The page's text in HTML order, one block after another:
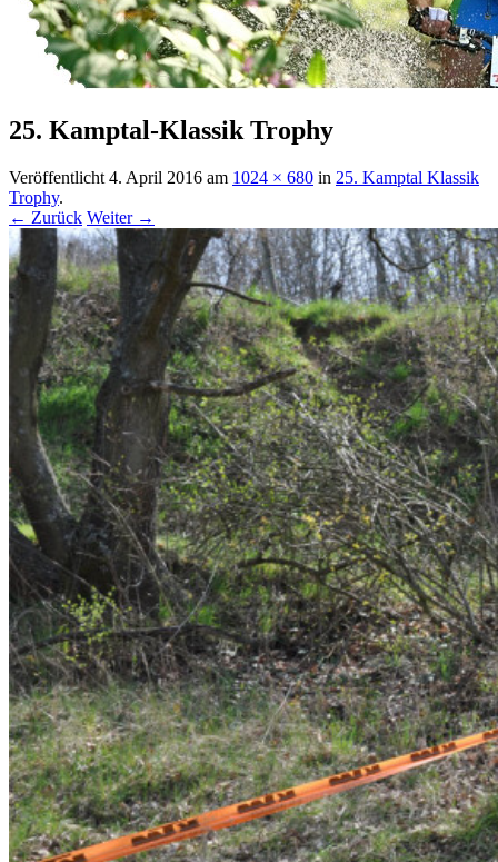
25. Kamptal-Klassik Trophy
Veröffentlicht 4. April 2016 am 1024 × 680 in 25. Kamptal Klassik
Trophy.
← Zurück Weiter →